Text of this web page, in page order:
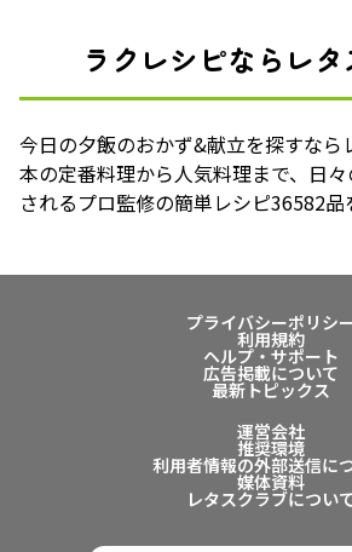
ラクレシピならレ
今日の夕飯のおかず&献立を探すなら
本の定番料理から人気料理まで、日
されるプロ監修の簡単レシピ36582品
プライバシーポリシ
利用規約
ヘルプ・サポート
広告掲載について
最新トピックス
運営会社
推奨環境
利用者情報の外部送信に
媒体資料
レタスクラブについ